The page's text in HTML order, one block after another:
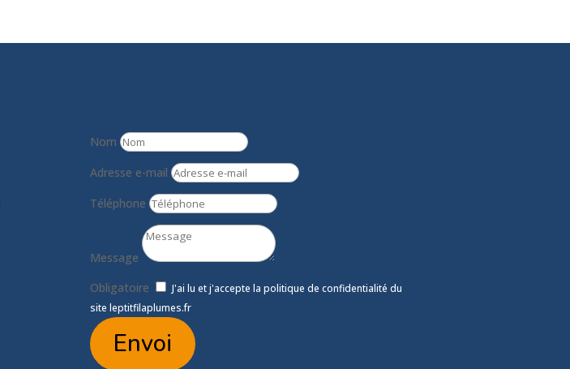
Nom
Adresse e-mail
Téléphone
Message
Obligatoire
J'ai lu et j'accepte la politique de confidentialité du
site leptitfilaplumes.fr
Envoi